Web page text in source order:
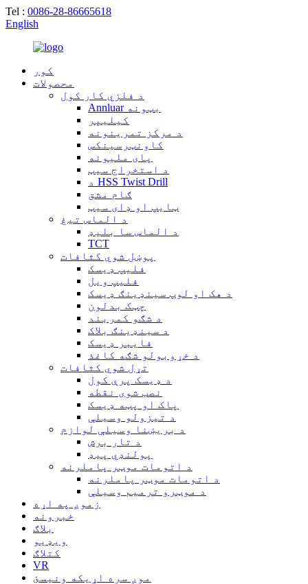
Tel : 0086-28-86665618
English
کور
محصولات
د فلزي کار کول
Annluar بټونه
کیلیپر
د مرکز تمرینونه
کاونټرسینکس
پای ملیونه
د استخراج سیټ
د HSS Twist Drill
ګام مشق
ټایپ او ډای سیټ
د الماس تیغ
د الماس سا بلیډ
TCT
پوښل شوي کثافات
فلیپ ډیسک
فلیپ ویل
د هک او لوپ سینډینګ ډیسک
چټک بدلون
د شګو کمربند
د سینډینګ بلاک
فایبر ډیسک
د خړوبولو شګه کاغذ
تړل شوي کثافات
د ډیسک پرې کول
نصب شوی نقطه
پاک او پټه ډیسک
د تیزولو وسیلې
د بریښنا وسیلې لوازم
د تار برش
پولنډي پیډ
د اتومات موټر پاملرنه
د اتومات موټر پاملرنه
د موټرو ترمیم وسیلې
زموږ په اړه
خبرونه
بلاګ
ویډیو
کتلاګ
VR
موږ سره اړیکه ونیسئ